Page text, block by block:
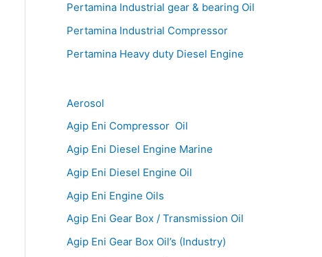
Pertamina Industrial gear & bearing Oil
Pertamina Industrial Compressor
Pertamina Heavy duty Diesel Engine
Aerosol
Agip Eni Compressor Oil
Agip Eni Diesel Engine Marine
Agip Eni Diesel Engine Oil
Agip Eni Engine Oils
Agip Eni Gear Box / Transmission Oil
Agip Eni Gear Box Oil’s (Industry)